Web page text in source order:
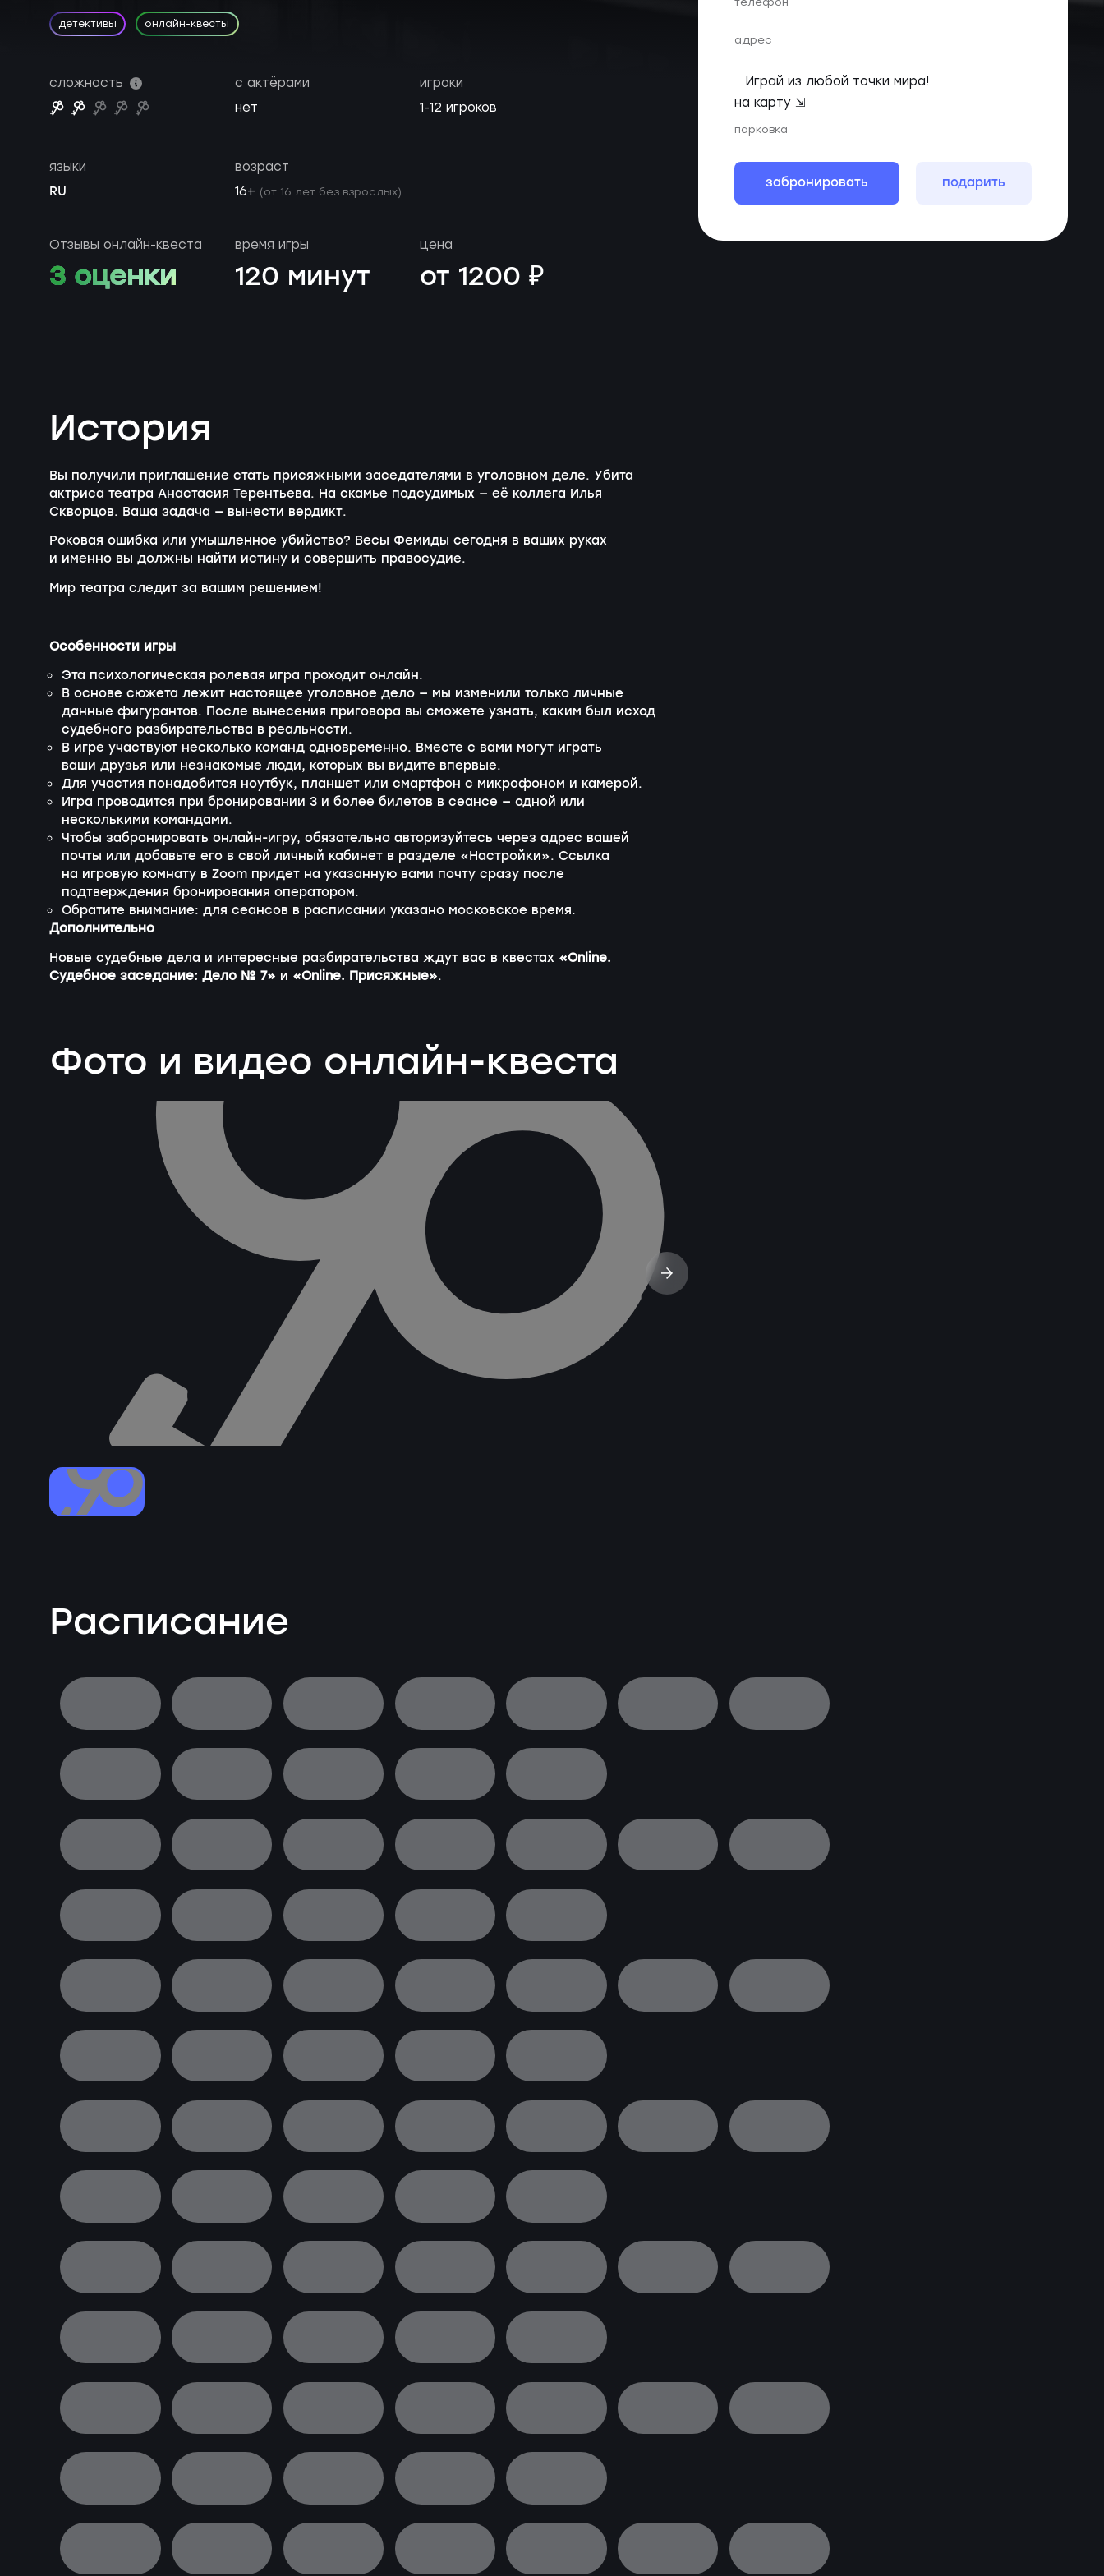
детективы онлайн-квесты
адрес
Играй из любой точки мира!
на карту ⇲
парковка
забронировать подарить
сложность
с актёрами
нет
игроки
1-12 игроков
языки
RU
возраст
16+ (от 16 лет без взрослых)
Отзывы онлайн-квеста
3 оценки
время игры
120 минут
цена
от 1200 ₽
История
Вы получили приглашение стать присяжными заседателями в уголовном деле. Убита
актриса театра Анастасия Терентьева. На скамье подсудимых — её коллега Илья
Скворцов. Ваша задача — вынести вердикт.
Роковая ошибка или умышленное убийство? Весы Фемиды сегодня в ваших руках
и именно вы должны найти истину и совершить правосудие.
Мир театра следит за вашим решением!
Особенности игры
Эта психологическая ролевая игра проходит онлайн.
В основе сюжета лежит настоящее уголовное дело — мы изменили только личные
данные фигурантов. После вынесения приговора вы сможете узнать, каким был исход
судебного разбирательства в реальности.
В игре участвуют несколько команд одновременно. Вместе с вами могут играть
ваши друзья или незнакомые люди, которых вы видите впервые.
Для участия понадобится ноутбук, планшет или смартфон с микрофоном и камерой.
Игра проводится при бронировании 3 и более билетов в сеансе — одной или
несколькими командами.
Чтобы забронировать онлайн-игру, обязательно авторизуйтесь через адрес вашей
почты или добавьте его в свой личный кабинет в разделе «Настройки». Ссылка
на игровую комнату в Zoom придет на указанную вами почту сразу после
подтверждения бронирования оператором.
Обратите внимание: для сеансов в расписании указано московское время.
Дополнительно
Новые судебные дела и интересные разбирательства ждут вас в квестах «Online.
Судебное заседание: Дело № 7» и «Online. Присяжные».
Фото и видео онлайн-квеста
Расписание